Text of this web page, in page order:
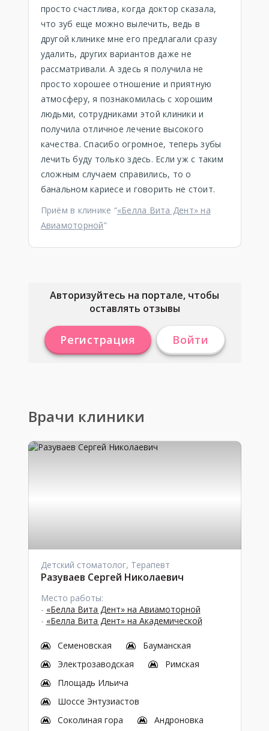
просто счастлива, когда доктор сказала,
что зуб еще можно вылечить, ведь в
другой клинике мне его предлагали сразу
удалить, других вариантов даже не
рассматривали. А здесь я получила не
просто хорошее отношение и приятную
атмосферу, я познакомилась с хорошим
людьми, сотрудниками этой клиники и
получила отличное лечение высокого
качества. Спасибо огромное, теперь зубы
лечить буду только здесь. Если уж с таким
сложным случаем справились, то о
банальном кариесе и говорить не стоит.
Приём в клинике “«Белла Вита Дент» на
Авиамоторной”
Авторизуйтесь на портале, чтобы
оставлять отзывы
Регистрация Войти
Врачи клиники
Детский стоматолог, Терапевт
Разуваев Сергей Николаевич
Место работы:
- «Белла Вита Дент» на Авиамоторной
- «Белла Вита Дент» на Академической
Семеновская
Бауманская
Электрозаводская
Римская
Площадь Ильича
Шоссе Энтузиастов
Соколиная гора
Андроновка